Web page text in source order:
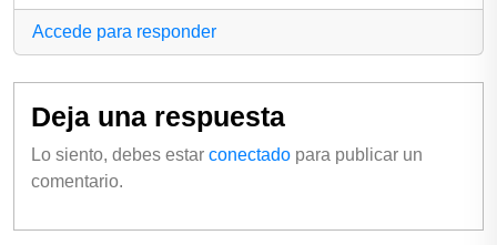
Accede para responder
Deja una respuesta
Lo siento, debes estar conectado para publicar un
comentario.